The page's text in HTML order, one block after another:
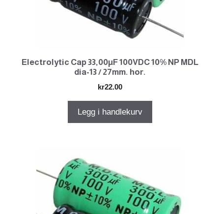
Electrolytic Cap 33,00µF 100VDC 10% NP MDL
dia-13 / 27mm. hor.
kr22.00
Legg i handlekurv